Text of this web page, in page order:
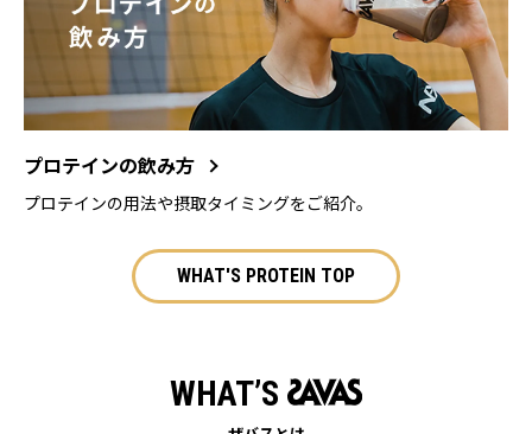
プロテインの飲み方
プロテインの用法や摂取タイミングをご紹介。
WHAT'S PROTEIN TOP
WHAT’S